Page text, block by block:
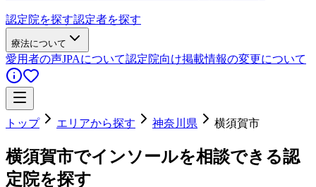
認定院を探す認定者を探す
療法について
愛用者の声JPAについて認定院向け掲載情報の変更について
トップ エリアから探す 神奈川県 横須賀市
横須賀市でインソールを相談できる認
定院を探す